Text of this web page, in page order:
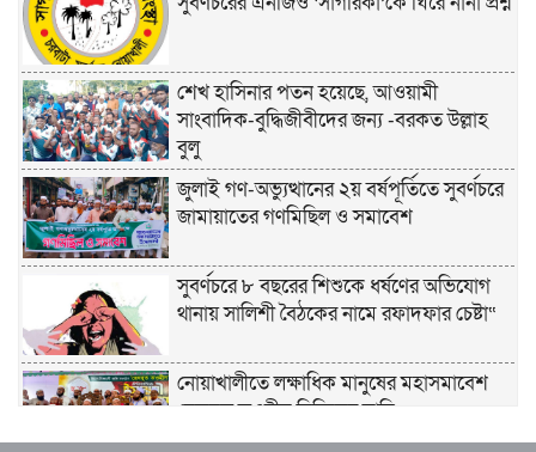
শেখ হাসিনার পতন হয়েছে, আওয়ামী
সাংবাদিক-বুদ্ধিজীবীদের জন্য -বরকত উল্লাহ
বুলু
জুলাই গণ-অভ্যুত্থানের ২য় বর্ষপূর্তিতে সুবর্ণচরে
জামায়াতের গণমিছিল ও সমাবেশ
সুবর্ণচরে ৮ বছরের শিশুকে ধর্ষণের অভিযোগ
থানায় সালিশী বৈঠকের নামে রফাদফার চেষ্টা“
নোয়াখালীতে লক্ষাধিক মানুষের মহাসমাবেশ
হেজবুত তওহীদ নিষিদ্ধের দাবি